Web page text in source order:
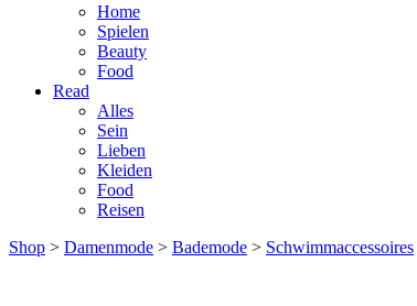
Home
Spielen
Beauty
Food
Read
Alles
Sein
Lieben
Kleiden
Food
Reisen
Shop > Damenmode > Bademode > Schwimmaccessoires